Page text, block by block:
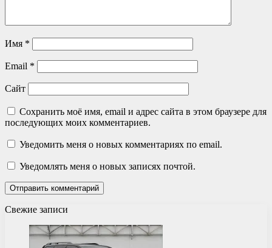
Имя *
Email *
Сайт
Сохранить моё имя, email и адрес сайта в этом браузере для
последующих моих комментариев.
Уведомить меня о новых комментариях по email.
Уведомлять меня о новых записях почтой.
Свежие записи